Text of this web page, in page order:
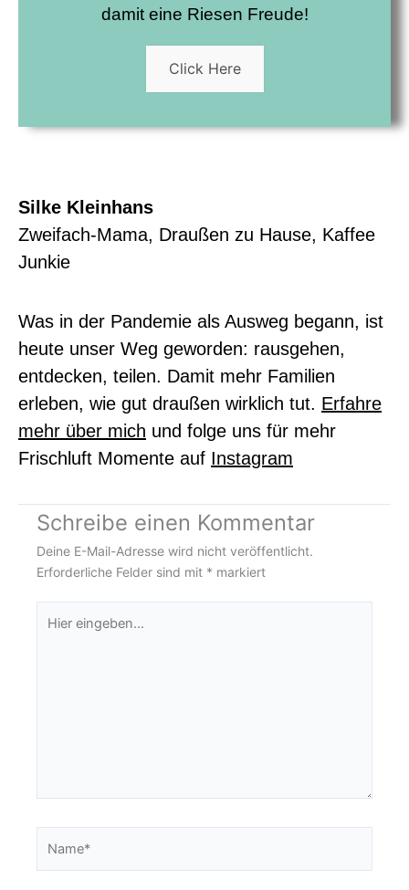
damit eine Riesen Freude!
Click Here
Silke Kleinhans
Zweifach-Mama, Draußen zu Hause, Kaffee
Junkie
Was in der Pandemie als Ausweg begann, ist
heute unser Weg geworden: rausgehen,
entdecken, teilen. Damit mehr Familien
erleben, wie gut draußen wirklich tut. Erfahre
mehr über mich und folge uns für mehr
Frischluft Momente auf Instagram
Schreibe einen Kommentar
Deine E-Mail-Adresse wird nicht veröffentlicht.
Erforderliche Felder sind mit * markiert
eingeben…